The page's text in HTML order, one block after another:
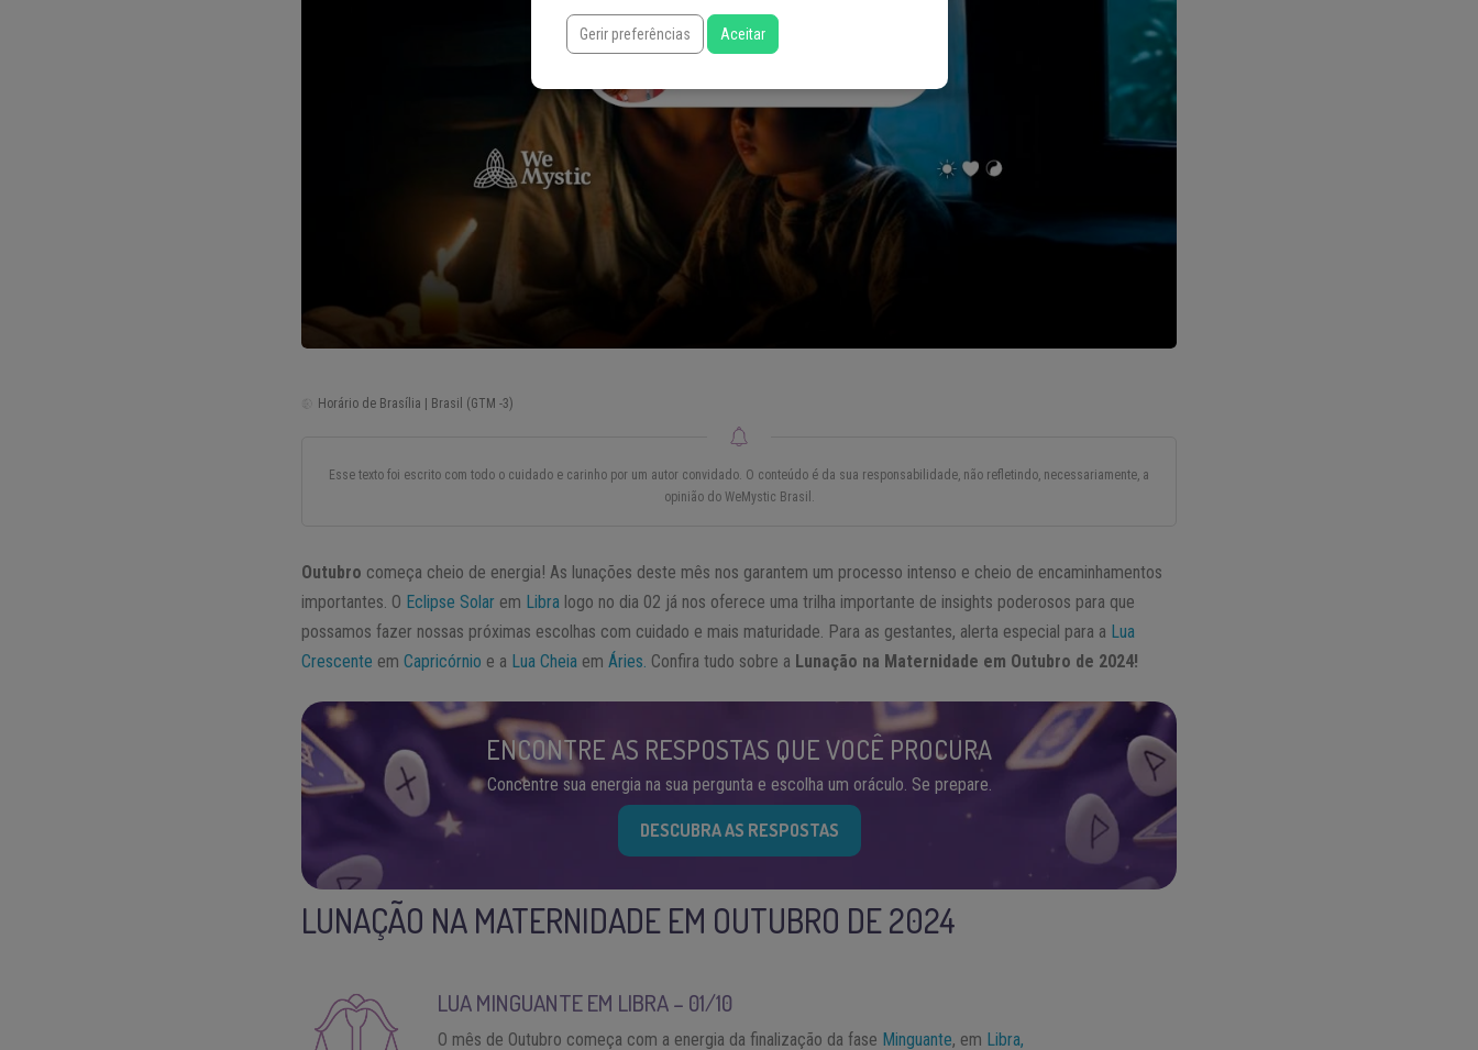
Horário de Brasília | Brasil (GTM -3)
Esse texto foi escrito com todo o cuidado e carinho por um autor convidado. O conteúdo é da sua responsabilidade, não refletindo, necessariamente, a
opinião do WeMystic Brasil.
Outubro começa cheio de energia! As lunações deste mês nos garantem um processo intenso e cheio de encaminhamentos
importantes. O Eclipse Solar em Libra logo no dia 02 já nos oferece uma trilha importante de insights poderosos para que
possamos fazer nossas próximas escolhas com cuidado e mais maturidade. Para as gestantes, alerta especial para a Lua
Crescente emCapricórnio e a Lua Cheia emÁries. Confira tudo sobre a Lunação na Maternidade em Outubro de 2024!
ENCONTRE AS RESPOSTAS QUE VOCÊ PROCURA
Concentre sua energia na sua pergunta e escolha um oráculo. Se prepare.
DESCUBRA AS RESPOSTAS
LUNAÇÃO NA MATERNIDADE EM OUTUBRO DE 2024
LUA MINGUANTE EM LIBRA – 01/10
O mês de Outubro começa com a energia da finalização da fase Minguante, em Libra,
Gerir preferências Aceitar